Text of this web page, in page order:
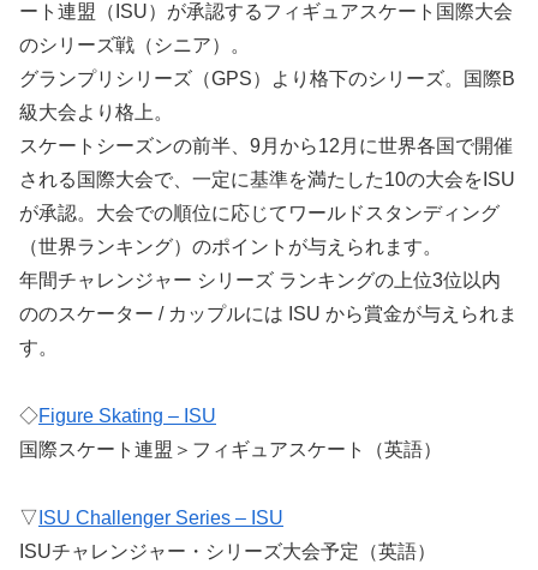
ート連盟（ISU）が承認するフィギュアスケート国際大会
のシリーズ戦（シニア）。
グランプリシリーズ（GPS）より格下のシリーズ。国際B
級大会より格上。
スケートシーズンの前半、9月から12月に世界各国で開催
される国際大会で、一定に基準を満たした10の大会をISU
が承認。大会での順位に応じてワールドスタンディング
（世界ランキング）のポイントが与えられます。
年間チャレンジャー シリーズ ランキングの上位3位以内
ののスケーター / カップルには ISU から賞金が与えられま
す。
◇Figure Skating – ISU
国際スケート連盟＞フィギュアスケート（英語）
▽ ISU Challenger Series – ISU
ISUチャレンジャー・シリーズ大会予定（英語）